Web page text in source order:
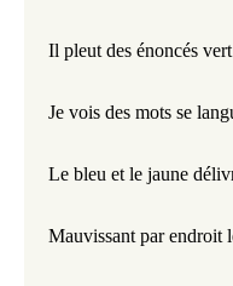
Il pleut des énoncés
Je vois des mots se
Le bleu et le jaune
Mauvissant par endroit